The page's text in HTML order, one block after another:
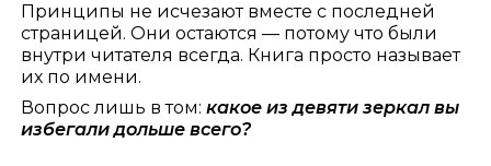
Принципы не исчезают вместе с последней
страницей. Они остаются — потому что были
внутри читателя всегда. Книга просто называет
их по имени.
Вопрос лишь в том:какое из девяти зеркал вы
избегали дольше всего?